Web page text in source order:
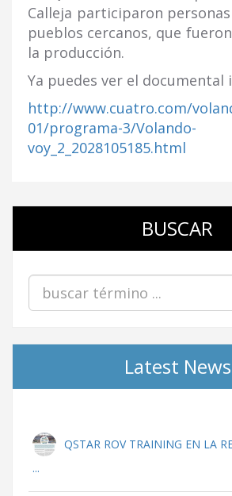
Calleja participaron
pueblos cercanos, que
la producción.
Ya puedes ver el documental
http://www.cuatro.com/
01/programa-3/Volando-
voy_2_2028105185.html
BUSCAR
Latest News
QSTAR ROV TRAINING EN LA
...